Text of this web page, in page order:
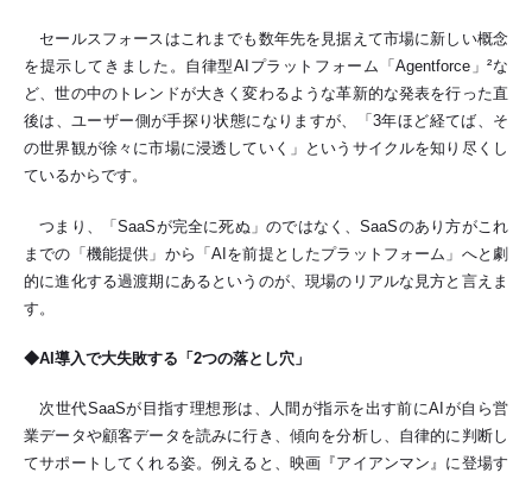
セールスフォースはこれまでも数年先を見据えて市場に新しい概念
を提示してきました。自律型AIプラットフォーム「Agentforce」²な
ど、世の中のトレンドが大きく変わるような革新的な発表を行った直
後は、ユーザー側が手探り状態になりますが、「3年ほど経てば、そ
の世界観が徐々に市場に浸透していく」というサイクルを知り尽くし
ているからです。
つまり、「SaaSが完全に死ぬ」のではなく、SaaSのあり方がこれ
までの「機能提供」から「AIを前提としたプラットフォーム」へと劇
的に進化する過渡期にあるというのが、現場のリアルな見方と言えま
す。
◆AI導入で大失敗する「2つの落とし穴」
次世代SaaSが目指す理想形は、人間が指示を出す前にAIが自ら営
業データや顧客データを読みに行き、傾向を分析し、自律的に判断し
てサポートしてくれる姿。例えると、映画『アイアンマン』に登場す